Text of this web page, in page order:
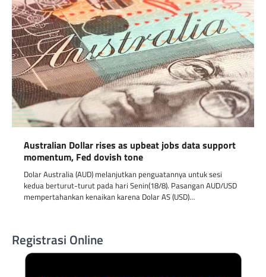
Australian Dollar rises as upbeat jobs data support
momentum, Fed dovish tone
Dolar Australia (AUD) melanjutkan penguatannya untuk sesi
kedua berturut-turut pada hari Senin(18/8). Pasangan AUD/USD
mempertahankan kenaikan karena Dolar AS (USD)…
Registrasi Online